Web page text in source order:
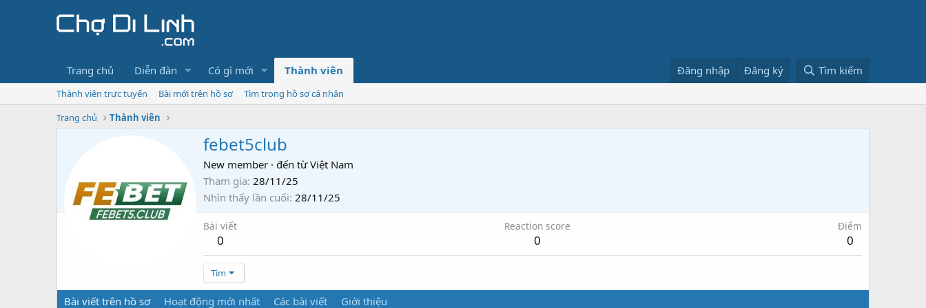
Trang chủ Diễn đàn Có gì mới Thành viên Đăng nhập Đăng ký Tìm kiếm
Thành viên trực tuyến Bài mới trên hồ sơ
Tìm trong hồ sơ cá nhân
Trang chủ
Thành viên
febet5club
New member · đến từ Việt Nam
Tham gia 28/11/25
Nhìn thấy lần cuối 28/11/25
Bài viết
0
Reaction score
0
Điểm
0
Tìm
Bài viết trên hồ sơ Hoạt động mới nhất Các bài viết Giới thiệu